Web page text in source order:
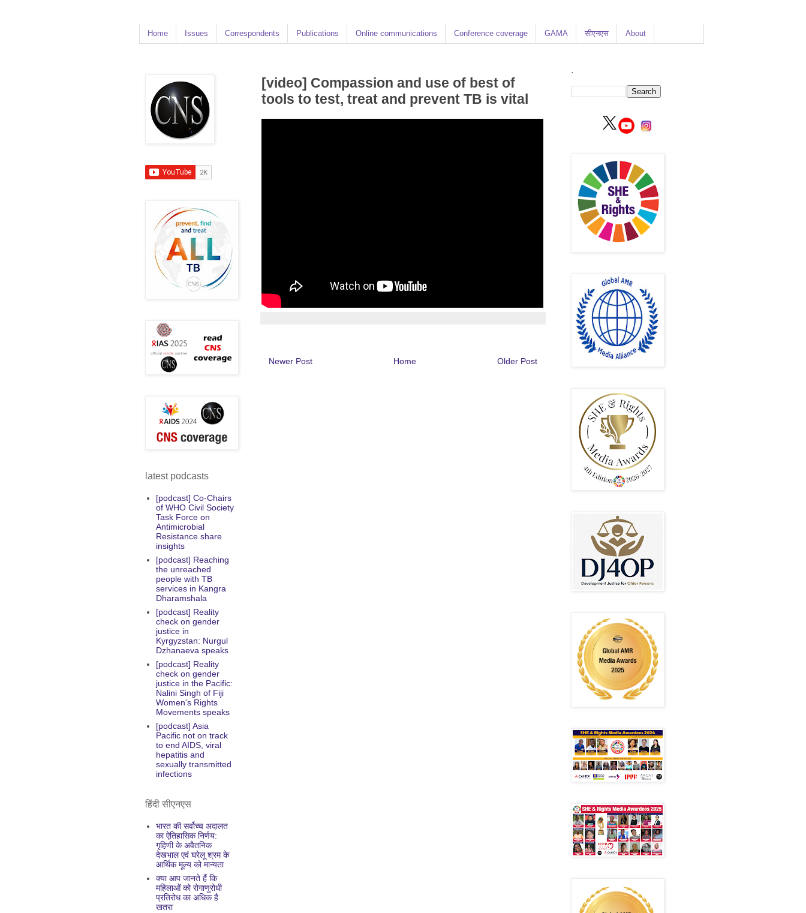
Home Issues Correspondents Publications Online communications Conference coverage GAMA सीएनएस About
[video] Compassion and use of best of
tools to test, treat and prevent TB is vital
Newer Post Older Post
Home
latest podcasts
[podcast] Co-Chairs
of WHO Civil Society
Task Force on
Antimicrobial
Resistance share
insights
[podcast] Reaching
the unreached
people with TB
services in Kangra
Dharamshala
[podcast] Reality
check on gender
justice in
Kyrgyzstan: Nurgul
Dzhanaeva speaks
[podcast] Reality
check on gender
justice in the Pacific:
Nalini Singh of Fiji
Women's Rights
Movements speaks
[podcast] Asia
Pacific not on track
to end AIDS, viral
hepatitis and
sexually transmitted
infections
हिंदी सीएनएस
भारत की सर्वोच्च अदालत
का ऐतिहासिक निर्णय:
गृहिणी के अवैतनिक
देखभाल एवं घरेलू श्रम के
आर्थिक मूल्य को मान्यता
क्या आप जानते हैं कि
महिलाओं को रोगाणुरोधी
प्रतिरोध का अधिक है
खतरा
.